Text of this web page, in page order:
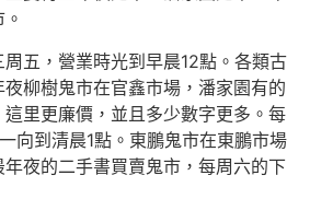
五，營業時光到早晨12點。各類古
柳樹鬼市在官鑫市場，潘家園有的
里更廉價，並且多少數字更多。每
向到清晨1點。東鵬鬼市在東鵬市場
夜的二手書買賣鬼市，每周六的下